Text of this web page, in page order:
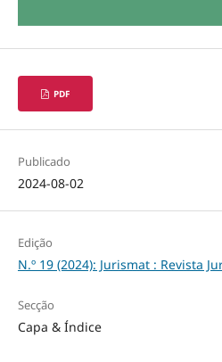
PDF
Publicado
2024-08-02
Edição
N.º 19 (2024): Jurismat : Revista
Secção
Capa & Índice